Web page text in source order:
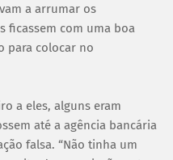
a arrumar os
ficassem com uma boa
para colocar no
a eles, alguns eram
até a agência bancária
falsa. “Não tinha um